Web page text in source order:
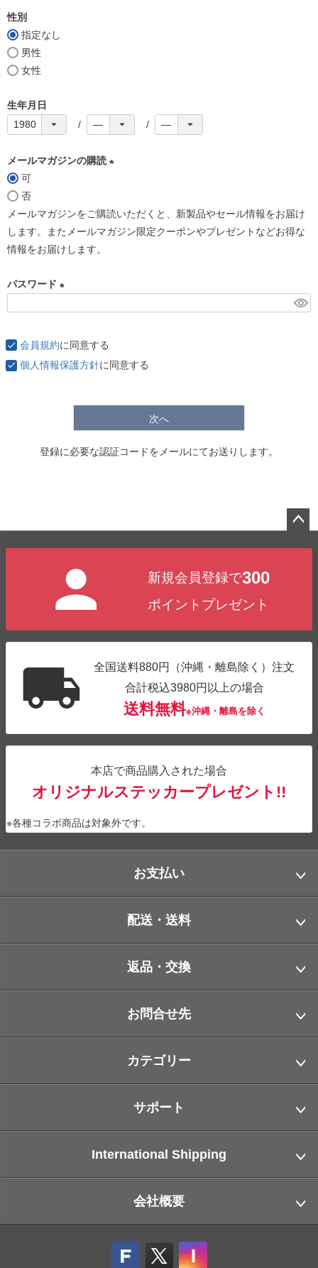
性別
指定なし
男性
女性
生年月日
メールマガジンの購読
須
)
可
否
メールマガジンをご購読いただくと、新製品やセール情報をお届け
します。またメールマガジン限定クーポンやプレゼントなどお得な
情報をお届けします。
パスワード
須
)
会員規約に同意する
個人情報保護方針に同意する
次へ
登録に必要な認証コードをメールにてお送りします。
新規会員登録で300
ポイントプレゼント
全国送料880円（沖縄・離島除く）注文
合計税込3980円以上の場合
送料無料※沖縄・離島を除く
本店で商品購入された場合
オリジナルステッカープレゼント!!
※各種コラボ商品は対象外です。
お支払い
配送・送料
返品・交換
お問合せ先
カテゴリー
サポート
International Shipping
会社概要